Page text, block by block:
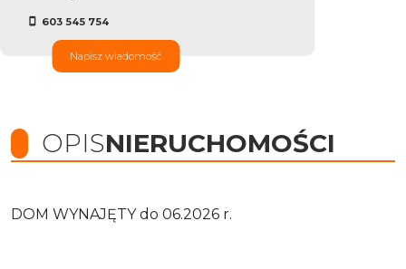
603 545 754
Napisz wiadomość
OPISNIERUCHOMOŚCI
DOM WYNAJĘTY do 06.2026 r.